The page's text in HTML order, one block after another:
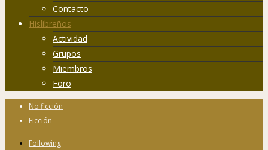
Contacto
Hislibreños
Actividad
Grupos
Miembros
Foro
No ficción
Ficción
Following